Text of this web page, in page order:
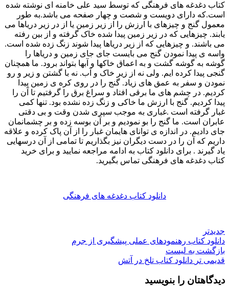
کتاب دغدغه های فرهنگی که توسط سید علی خامنه ای نوشته شده
است.که دارای دویست و شصت و چهار صفحه می باشد.به طور
معمول گنج و چیزهای با ارزش را از زیر زمین یا از در زیر دریاها می
یابند. چیزهایی که در زیر زمین پیدا شده خاک گرفته و از بین رفته
می باشند. و چیزهایی که از زیر دریاها پیدا شوند زنگ زده شده است.
واسه ی پیدا نمودن گنج می بایست جای جای زمین و دریاها را
گوشه به گوشه گشت و به اعماق خاکها و آبها بتواند برود. ما همچنان
گنجى پیدا کرده ایم. ولی نه از زیر خاک و آب. نه با گشتن و زیر و رو
نمودن و سفر به عمق های زیاد. گنج را در روى کره ی زمین پیدا
کردیم. در چشم های ما برقی افتاد و سراغ برق را گرفتیم تا آن را
پیدا کردیم. گنج با ارزش ما خاکی و زنگ زده نشده بود. تنها کمی
غبار گرفته است .غبارى به موجب سپری شدن وقت و بی دقتی
عابران است. ما گنج را بو نمودیم و بر آن بوسه زده و بر چشمانمان
جای دادیم. در اندازه ی توانای هایمان غبار را از آن پاک کرده و علاقه
داریم که آن را در دست دیگران نیز بگذاریم تا تمامی از آن درسهایی
یاد گیرند . برای دانلود کتاب به ادامه مراجعه نمایید و برای خرید
کتاب دغدغه های فرهنگی تماس بگیرید.
دانلود کتاب دغدغه های فرهنگی
جدیدتر
دانلود کتاب رهنمودهای عملی پیشگیری از جرم
بازگشت به لیست
قدیمی تر دانلود کتاب تلخ در آتش
دیدگاهتان را بنویسید